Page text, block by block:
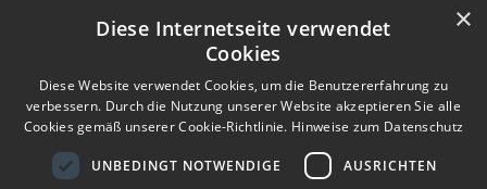
×
Diese Internetseite verwendet
Cookies
Diese Website verwendet Cookies, um die Benutzererfahrung zu
verbessern. Durch die Nutzung unserer Website akzeptieren Sie alle
Cookies gemäß unserer Cookie-Richtlinie. Hinweise zum Datenschutz
UNBEDINGT NOTWENDIGE AUSRICHTEN